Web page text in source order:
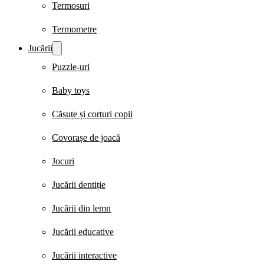
Termosuri
Termometre
Jucării
Puzzle-uri
Baby toys
Căsuțe și corturi copii
Covorașe de joacă
Jocuri
Jucării dentiție
Jucării din lemn
Jucării educative
Jucării interactive